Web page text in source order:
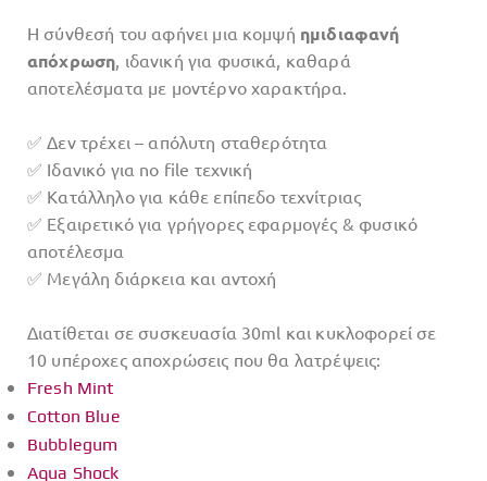
Η σύνθεσή του αφήνει μια κομψή ημιδιαφανή
απόχρωση, ιδανική για φυσικά, καθαρά
αποτελέσματα με μοντέρνο χαρακτήρα.
✅ Δεν τρέχει – απόλυτη σταθερότητα
✅ Ιδανικό για no file τεχνική
✅ Κατάλληλο για κάθε επίπεδο τεχνίτριας
✅ Εξαιρετικό για γρήγορες εφαρμογές & φυσικό
αποτέλεσμα
✅ Μεγάλη διάρκεια και αντοχή
Διατίθεται σε συσκευασία 30ml και κυκλοφορεί σε
10 υπέροχες αποχρώσεις που θα λατρέψεις:
Fresh Mint
Cotton Blue
Bubblegum
Aqua Shock